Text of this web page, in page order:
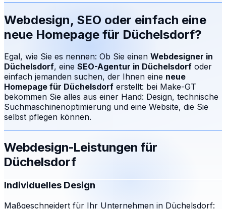
Webdesign, SEO oder einfach eine
neue Homepage für Düchelsdorf?
Egal, wie Sie es nennen: Ob Sie einen Webdesigner in
Düchelsdorf, eine SEO-Agentur in Düchelsdorf oder
einfach jemanden suchen, der Ihnen eine neue
Homepage für Düchelsdorf erstellt: bei Make-GT
bekommen Sie alles aus einer Hand: Design, technische
Suchmaschinenoptimierung und eine Website, die Sie
selbst pflegen können.
Webdesign-Leistungen für
Düchelsdorf
Individuelles Design
Maßgeschneidert für Ihr Unternehmen in Düchelsdorf: